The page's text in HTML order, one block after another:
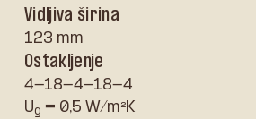
Vidljiva širina
123 mm
Ostakljenje
4-18-4-18-4
Ug = 0,5 W/m²K